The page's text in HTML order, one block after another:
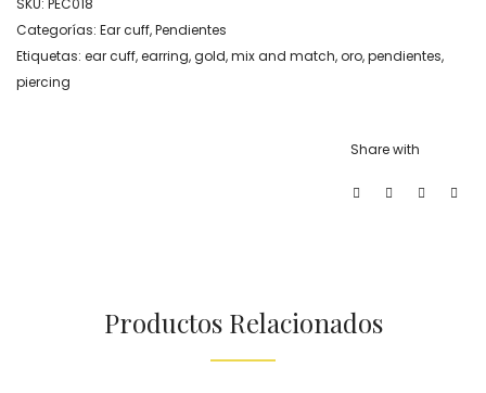
Categorías: Ear cuff,Pendientes
Etiquetas: ear cuff,earring,gold,mix and match,oro,pendientes,
piercing
Share with
Productos Relacionados